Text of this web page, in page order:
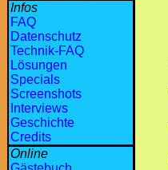
Infos
FAQ
Datenschutz
Technik-FAQ
Lösungen
Specials
Screenshots
Interviews
Geschichte
Credits
Online